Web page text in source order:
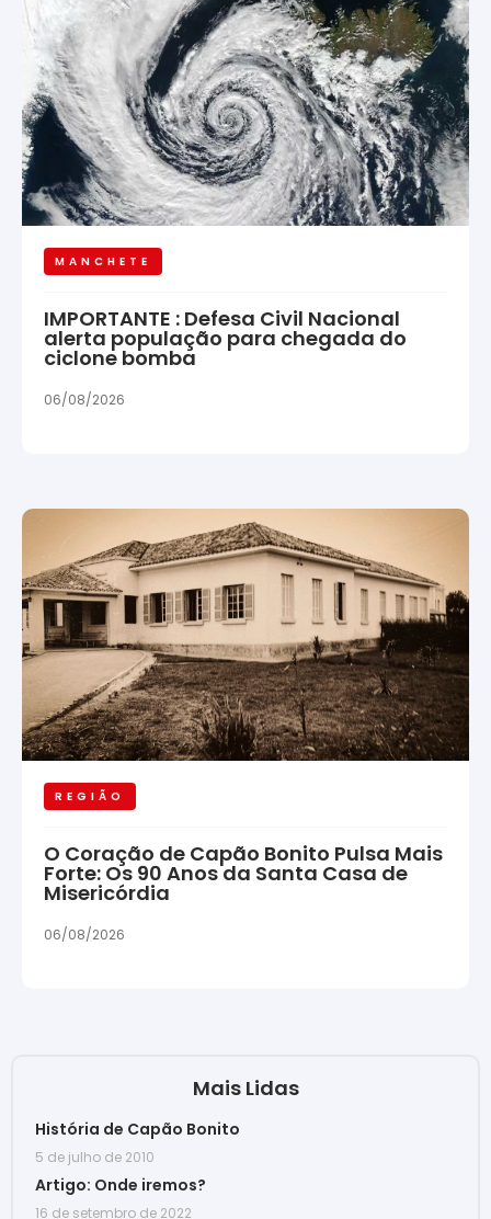
MANCHETE
IMPORTANTE : Defesa Civil Nacional
alerta população para chegada do
ciclone bomba
06/08/2026
REGIÃO
O Coração de Capão Bonito Pulsa Mais
Forte: Os 90 Anos da Santa Casa de
Misericórdia
06/08/2026
Mais Lidas
História de Capão Bonito
5 de julho de 2010
Artigo: Onde iremos?
16 de setembro de 2022